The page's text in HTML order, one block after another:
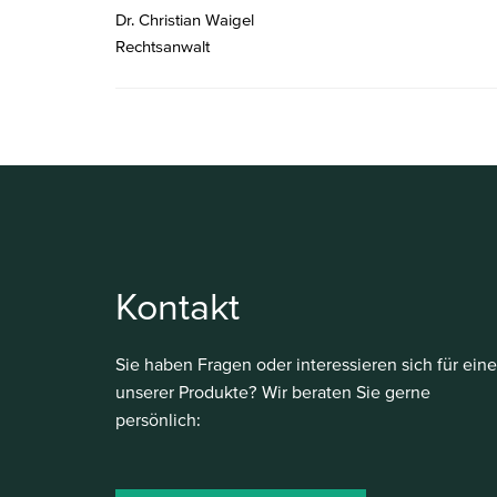
Dr. Christian Waigel
Rechtsanwalt
Kontakt
Sie haben Fragen oder interessieren sich für
unserer Produkte? Wir beraten Sie gerne
persönlich: